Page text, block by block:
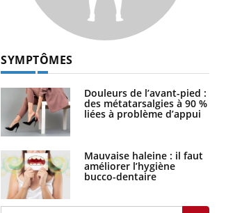
SYMPTÔMES
Douleurs de l’avant-pied :
des métatarsalgies à 90 %
liées à problème d’appui
Mauvaise haleine : il faut
améliorer l’hygiène
bucco-dentaire